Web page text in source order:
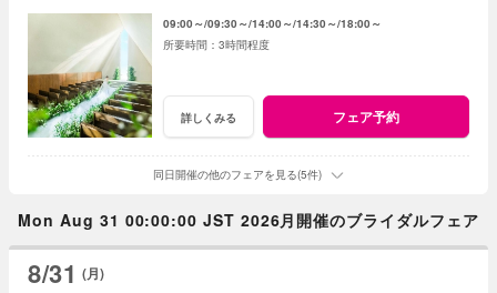
09:00～ 09:30～ 14:00～ 14:30～ 18:00～
3時間程度
詳しくみる フェア予約
同日開催の他のフェアを見る(5件)
Mon Aug 31 00:00:00 JST 2026月開催のブライダルフェア
8/31 (月)